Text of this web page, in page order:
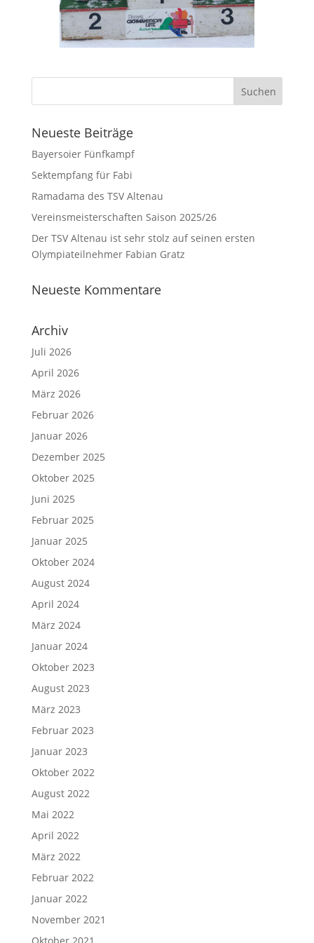
Neueste Beiträge
Bayersoier Fünfkampf
Sektempfang für Fabi
Ramadama des TSV Altenau
Vereinsmeisterschaften Saison 2025/26
Der TSV Altenau ist sehr stolz auf seinen ersten
Olympiateilnehmer Fabian Gratz
Neueste Kommentare
Archiv
Juli 2026
April 2026
März 2026
Februar 2026
Januar 2026
Dezember 2025
Oktober 2025
Juni 2025
Februar 2025
Januar 2025
Oktober 2024
August 2024
April 2024
März 2024
Januar 2024
Oktober 2023
August 2023
März 2023
Februar 2023
Januar 2023
Oktober 2022
August 2022
Mai 2022
April 2022
März 2022
Februar 2022
Januar 2022
November 2021